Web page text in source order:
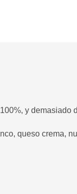
y demasiado
queso crema,